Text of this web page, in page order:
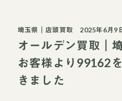
埼玉県 店頭買取 2025年6月9
オールデン買取｜
お客様より99162
きました